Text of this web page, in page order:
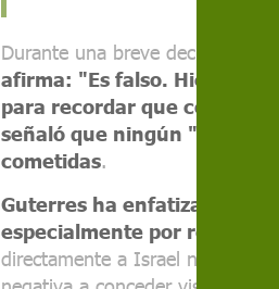
Durante una breve declaración
afirma: "Es falso. Hice lo
para recordar que condenó
señaló que ningún
cometidas.
Guterres ha enfatizado la
especialmente por respeto
directamente a Israel ni las